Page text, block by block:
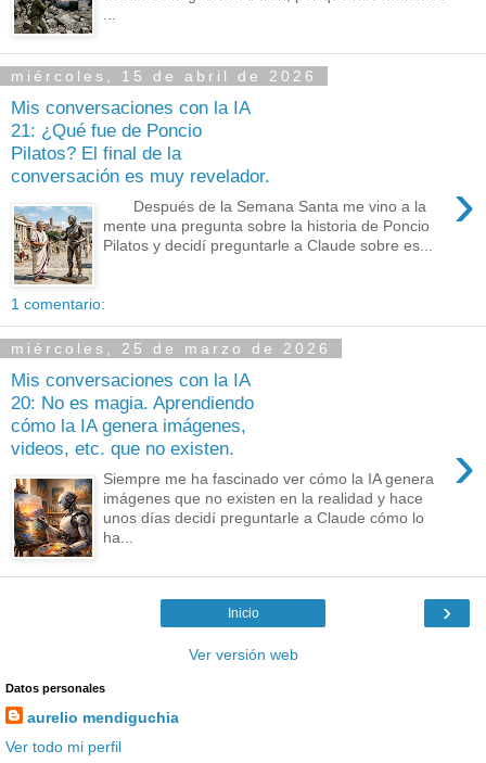
...
miércoles, 15 de abril de 2026
Mis conversaciones con la IA
21: ¿Qué fue de Poncio
Pilatos? El final de la
conversación es muy revelador.
›
Después de la Semana Santa me vino a la
mente una pregunta sobre la historia de Poncio
Pilatos y decidí preguntarle a Claude sobre es...
1 comentario:
miércoles, 25 de marzo de 2026
Mis conversaciones con la IA
20: No es magia. Aprendiendo
cómo la IA genera imágenes,
videos, etc. que no existen.
›
Siempre me ha fascinado ver cómo la IA genera
imágenes que no existen en la realidad y hace
unos días decidí preguntarle a Claude cómo lo
ha...
›
Inicio
Ver versión web
Datos personales
aurelio mendiguchia
Ver todo mi perfil